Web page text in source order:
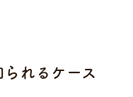
れるケース